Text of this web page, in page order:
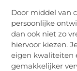
Door middel van
persoonlijke
dan ook niet zo
hiervoor kiezen.
eigen kwaliteiten
gemakkelijker